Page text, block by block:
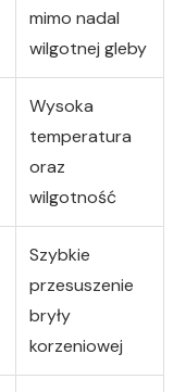
mimo nadal
wilgotnej gleby
Wysoka
temperatura
oraz
wilgotność
Szybkie
przesuszenie
bryły
korzeniowej